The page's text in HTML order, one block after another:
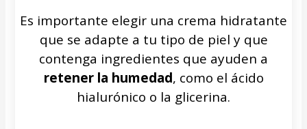
Es importante elegir una crema hidratante
que se adapte a tu tipo de piel y que
contenga ingredientes que ayuden a
retener la humedad, como el ácido
hialurónico o la glicerina.